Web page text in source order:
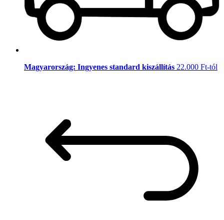
Magyarország: Ingyenes standard kiszállítás 22.000 Ft-tól